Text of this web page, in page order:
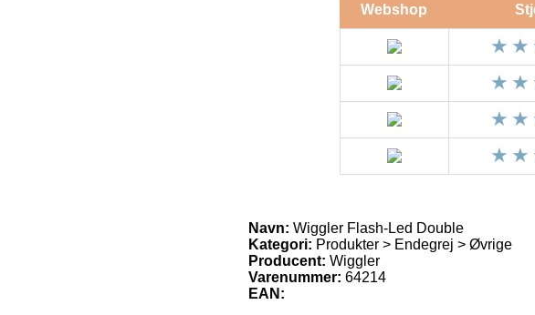
Webshop
Navn: Wiggler Flash-Led Double
Kategori: Produkter > Endegrej > Øvrige
Producent: Wiggler
Varenummer: 64214
EAN: